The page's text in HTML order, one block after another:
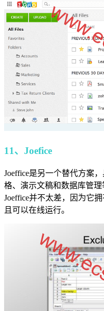
11、Joefice
Joeffice是另一个替代方案
格、演示文稿和数据库管理
Joeffice并不太差，因为它
且可以在线运行。